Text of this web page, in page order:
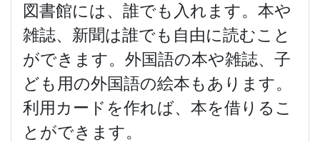
図書館には、誰でも入れます。本や
雑誌、新聞は誰でも自由に読むこと
ができます。外国語の本や雑誌、子
ども用の外国語の絵本もあります。
利用カードを作れば、本を借りるこ
とができます。